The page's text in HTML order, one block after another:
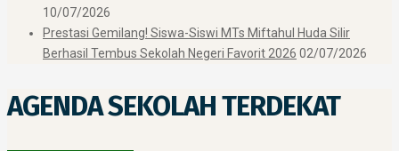
10/07/2026
Prestasi Gemilang! Siswa-Siswi MTs Miftahul Huda Silir
Berhasil Tembus Sekolah Negeri Favorit 2026 02/07/2026
AGENDA SEKOLAH TERDEKAT